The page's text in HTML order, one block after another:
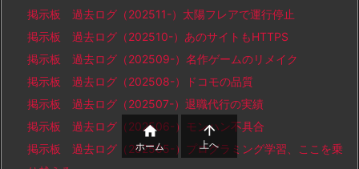
掲示板 過去ログ（202511-）太陽フレアで運行停止
掲示板 過去ログ（202510-）あのサイトもHTTPS
掲示板 過去ログ（202509-）名作ゲームのリメイク
掲示板 過去ログ（202508-）ドコモの品質
掲示板 過去ログ（202507-）退職代行の実績
掲示板 過去ログ（202506-）モンハン不具合
掲示板 過去ログ（202505-）プログラミング学習、ここを乗

ホーム

上へ